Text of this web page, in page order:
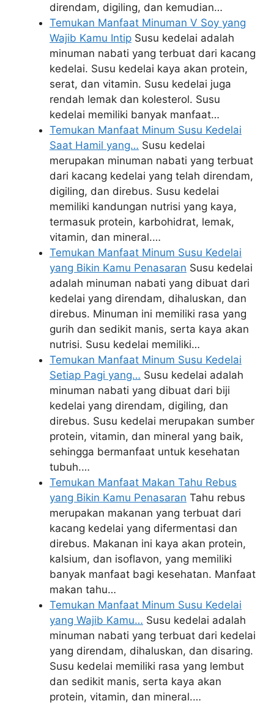
direndam, digiling, dan kemudian…
Temukan Manfaat Minuman V Soy yang
Wajib Kamu Intip Susu kedelai adalah
minuman nabati yang terbuat dari kacang
kedelai. Susu kedelai kaya akan protein,
serat, dan vitamin. Susu kedelai juga
rendah lemak dan kolesterol. Susu
kedelai memiliki banyak manfaat…
Temukan Manfaat Minum Susu Kedelai
Saat Hamil yang… Susu kedelai
merupakan minuman nabati yang terbuat
dari kacang kedelai yang telah direndam,
digiling, dan direbus. Susu kedelai
memiliki kandungan nutrisi yang kaya,
termasuk protein, karbohidrat, lemak,
vitamin, dan mineral.…
Temukan Manfaat Minum Susu Kedelai
yang Bikin Kamu Penasaran Susu kedelai
adalah minuman nabati yang dibuat dari
kedelai yang direndam, dihaluskan, dan
direbus. Minuman ini memiliki rasa yang
gurih dan sedikit manis, serta kaya akan
nutrisi. Susu kedelai memiliki…
Temukan Manfaat Minum Susu Kedelai
Setiap Pagi yang… Susu kedelai adalah
minuman nabati yang dibuat dari biji
kedelai yang direndam, digiling, dan
direbus. Susu kedelai merupakan sumber
protein, vitamin, dan mineral yang baik,
sehingga bermanfaat untuk kesehatan
tubuh.…
Temukan Manfaat Makan Tahu Rebus
yang Bikin Kamu Penasaran Tahu rebus
merupakan makanan yang terbuat dari
kacang kedelai yang difermentasi dan
direbus. Makanan ini kaya akan protein,
kalsium, dan isoflavon, yang memiliki
banyak manfaat bagi kesehatan. Manfaat
makan tahu…
Temukan Manfaat Minum Susu Kedelai
yang Wajib Kamu… Susu kedelai adalah
minuman nabati yang terbuat dari kedelai
yang direndam, dihaluskan, dan disaring.
Susu kedelai memiliki rasa yang lembut
dan sedikit manis, serta kaya akan
protein, vitamin, dan mineral.…